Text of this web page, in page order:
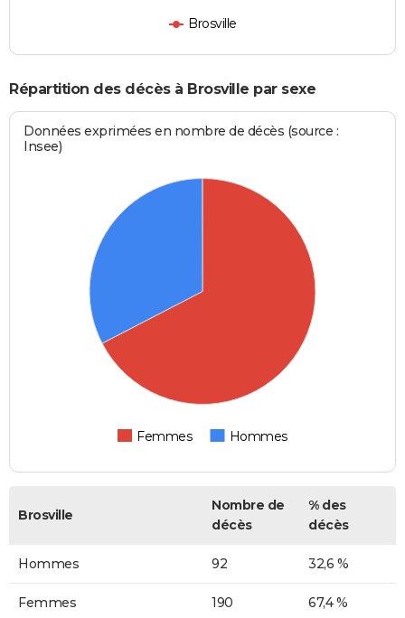
Brosville
Répartition des décès à Brosville par sexe
Données exprimées en nombre de décès (source :
Insee)
Femmes Hommes
Brosville
Nombre de
décès
% des
décès
Hommes 92 32,6 %
Femmes 190 67,4 %